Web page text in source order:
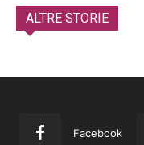
ALTRE STORIE
Facebook